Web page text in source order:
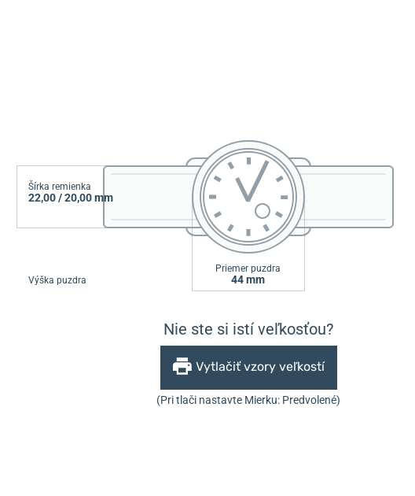
Šírka remienka
22,00 / 20,00 mm
Výška puzdra
Priemer puzdra
44 mm
Nie ste si istí veľkosťou?
Vytlačiť vzory veľkostí
(Pri tlači nastavte Mierku: Predvolené)